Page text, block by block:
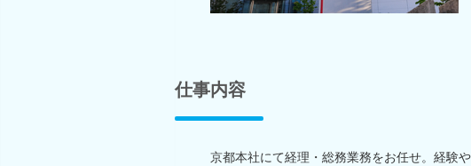
仕事内容
京都本社にて経理・総務業務をお任せ。経験